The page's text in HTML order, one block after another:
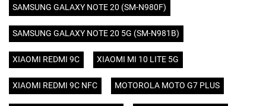
SAMSUNG GALAXY NOTE 20 (SM-N980F)
SAMSUNG GALAXY NOTE 20 5G (SM-N981B)
XIAOMI REDMI 9C XIAOMI MI 10 LITE 5G
XIAOMI REDMI 9C NFC MOTOROLA MOTO G7 PLUS